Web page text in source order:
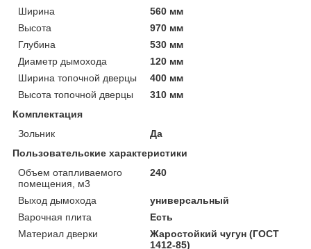
Ширина
560 мм
Высота
970 мм
Глубина
530 мм
Диаметр дымохода
120 мм
Ширина топочной дверцы
400 мм
Высота топочной дверцы
310 мм
Комплектация
Зольник
Да
Пользовательские характеристики
Объем отапливаемого
помещения, м3
240
Выход дымохода
универсальный
Варочная плита
Есть
Материал дверки
Жаростойкий чугун (ГОСТ
1412-85)